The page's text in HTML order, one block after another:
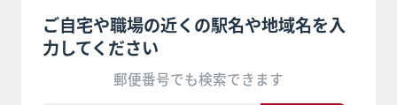
ご自宅や職場の近くの駅名や地域名を入
力してください
郵便番号でも検索できます